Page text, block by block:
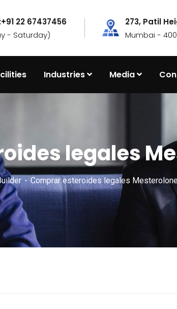
22 67437456
- Saturday)
273, Patil
Mumbai -
Industries Media
legales
Comprar esteroides legales